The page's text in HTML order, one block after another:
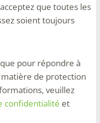
que toutes les
soient toujours
pour répondre à
de protection
veuillez
confidentialité et